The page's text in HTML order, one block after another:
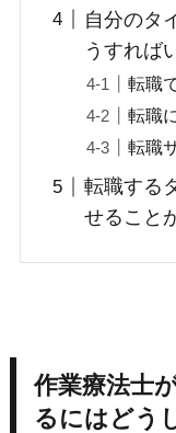
自分のタ
うすれば
転職
転職
転職
転職する
せること
作業療法士
るにはどう